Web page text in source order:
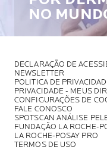
NO
DECLARAÇÃO DE
NEWSLETTER
POLITICA DE
PRIVACIDADE - MEUS
CONFIGURAÇÕES DE
FALE CONOSCO
SPOTSCAN ANÁLISE
FUNDAÇÃO LA ROCHE-
LA ROCHE-POSAY PRO
TERMOS DE USO